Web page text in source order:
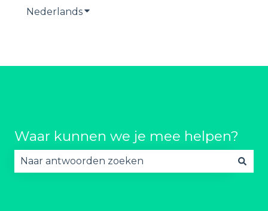
NederlandsSubmenu tonen voor vertalingen
Waar kunnen we je mee helpen?